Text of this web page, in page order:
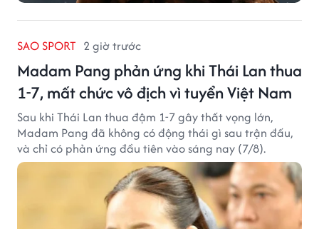
SAO SPORT 2 giờ trước
Madam Pang phản ứng khi Thái Lan thua
1-7, mất chức vô địch vì tuyển Việt Nam
Sau khi Thái Lan thua đậm 1-7 gây thất vọng lớn,
Madam Pang đã không có động thái gì sau trận đấu,
và chỉ có phản ứng đầu tiên vào sáng nay (7/8).